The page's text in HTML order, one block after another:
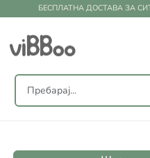
БЕСПЛАТНА ДОСТАВА ЗА